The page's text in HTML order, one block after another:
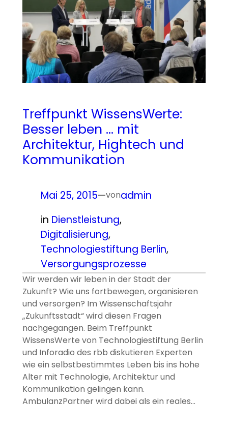
Treffpunkt WissensWerte:
Besser leben … mit
Architektur, Hightech und
Kommunikation
Mai 25, 2015—vonadmin
in Dienstleistung
Digitalisierung
Technologiestiftung Berlin
Versorgungsprozesse
Wir werden wir leben in der Stadt der
Zukunft? Wie uns fortbewegen, organisieren
und versorgen? Im Wissenschaftsjahr
„Zukunftsstadt“ wird diesen Fragen
nachgegangen. Beim Treffpunkt
WissensWerte von Technologiestiftung Berlin
und Inforadio des rbb diskutieren Experten
wie ein selbstbestimmtes Leben bis ins hohe
Alter mit Technologie, Architektur und
Kommunikation gelingen kann.
AmbulanzPartner wird dabei als ein reales…